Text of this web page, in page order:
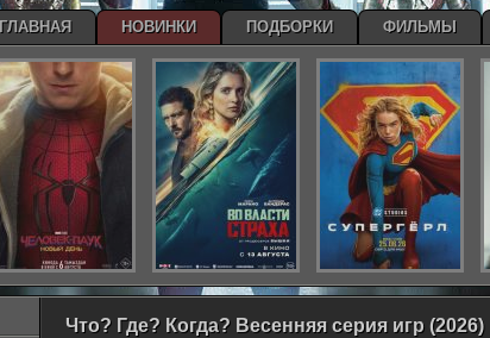
Что? Где? Когда? Весенняя серия игр (2026)
ГЛАВНАЯ НОВИНКИ ПОДБОРКИ ФИЛЬМЫ